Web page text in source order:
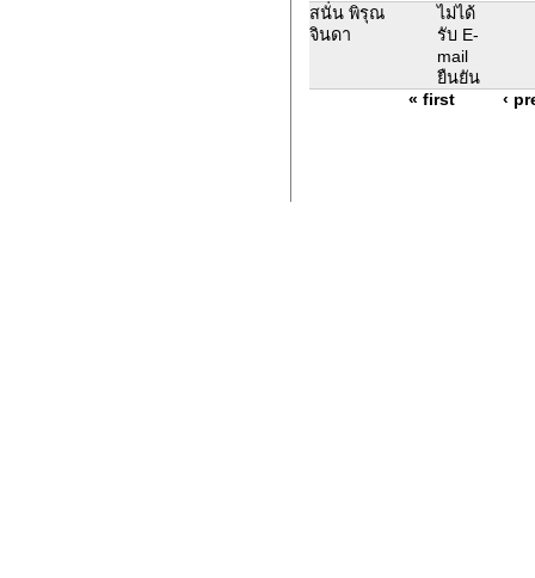
สนั่น พิรุณ
จินดา
ไม่ได้
รับ E-
mail
ยืนยัน
« first
‹